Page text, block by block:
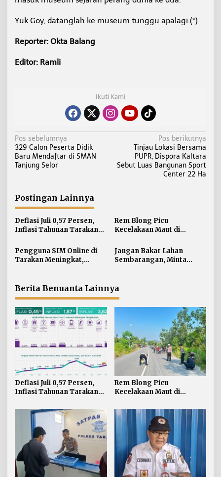
Yuk Goy, datanglah ke museum tunggu apalagi.(*)
Reporter: Okta Balang
Editor: Ramli
Ikuti Kami
N
a
v
a
s
i
p
o
s
Pos sebelumnya
329 Calon Peserta Didik
Baru Mendaftar di SMAN
Tanjung Selor
Pos berikutnya
Tinjau Lokasi Bersama
PUPR, Dispora Kaltara
Sebut Luas Bangunan Sport
Center 22 Ha
Postingan Lainnya
Deflasi Juli 0,57 Persen,
Inflasi Tahunan Tarakan
Rem Blong Picu
Kecelakaan Maut di
Pengendara Meregang
Nyawa
Pengguna SIM Online di
Tarakan Meningkat,
Jangan Bakar Lahan
Sembarangan, Minta
Berita Benuanta Lainnya
Deflasi Juli 0,57 Persen,
Inflasi Tahunan Tarakan
Rem Blong Picu
Kecelakaan Maut di
Pengendara Meregang
Nyawa